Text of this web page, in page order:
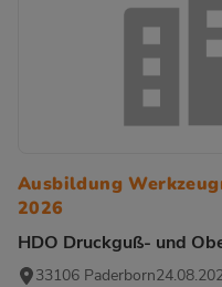
Ausbildung
2026
HDO Druckguß- und
33106 Paderborn